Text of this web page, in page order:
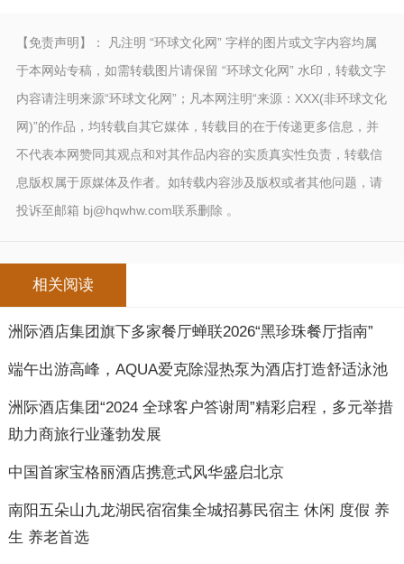
【免责声明】： 凡注明 “环球文化网” 字样的图片或文字内容均属
于本网站专稿，如需转载图片请保留 “环球文化网” 水印，转载文字
内容请注明来源“环球文化网”；凡本网注明“来源：XXX(非环球文化
网)”的作品，均转载自其它媒体，转载目的在于传递更多信息，并
不代表本网赞同其观点和对其作品内容的实质真实性负责，转载信
息版权属于原媒体及作者。如转载内容涉及版权或者其他问题，请
投诉至邮箱 bj@hqwhw.com联系删除 。
相关阅读
洲际酒店集团旗下多家餐厅蝉联2026“黑珍珠餐厅指南”
端午出游高峰，AQUA爱克除湿热泵为酒店打造舒适泳池
洲际酒店集团“2024 全球客户答谢周”精彩启程，多元举措
助力商旅行业蓬勃发展
中国首家宝格丽酒店携意式风华盛启北京
南阳五朵山九龙湖民宿宿集全城招募民宿主 休闲 度假 养
生 养老首选